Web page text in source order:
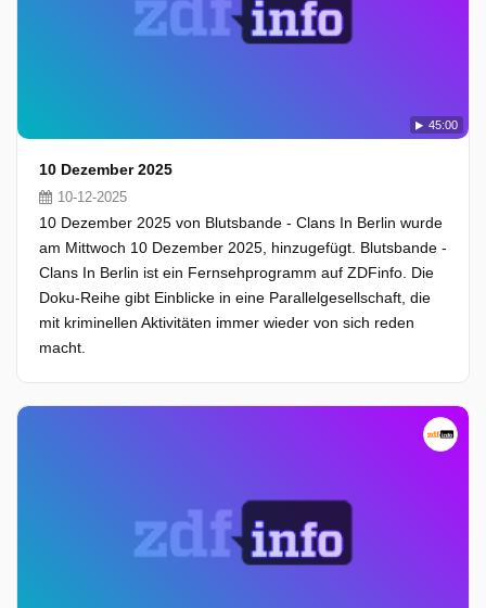
45:00
10 Dezember 2025
10-12-2025
10 Dezember 2025 von Blutsbande - Clans In Berlin wurde
am Mittwoch 10 Dezember 2025, hinzugefügt. Blutsbande -
Clans In Berlin ist ein Fernsehprogramm auf ZDFinfo. Die
Doku-Reihe gibt Einblicke in eine Parallelgesellschaft, die
mit kriminellen Aktivitäten immer wieder von sich reden
macht.